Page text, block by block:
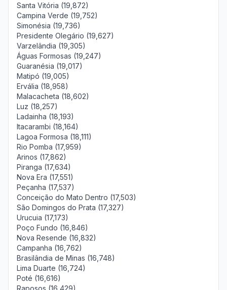
Santa Vitória (19,872)
Campina Verde (19,752)
Simonésia (19,736)
Presidente Olegário (19,627)
Varzelândia (19,305)
Águas Formosas (19,247)
Guaranésia (19,017)
Matipó (19,005)
Ervália (18,958)
Malacacheta (18,602)
Luz (18,257)
Ladainha (18,193)
Itacarambi (18,164)
Lagoa Formosa (18,111)
Rio Pomba (17,959)
Arinos (17,862)
Piranga (17,634)
Nova Era (17,551)
Peçanha (17,537)
Conceição do Mato Dentro (17,503)
São Domingos do Prata (17,327)
Urucuia (17,173)
Poço Fundo (16,846)
Nova Resende (16,832)
Campanha (16,762)
Brasilândia de Minas (16,748)
Lima Duarte (16,724)
Poté (16,616)
Raposos (16,429)